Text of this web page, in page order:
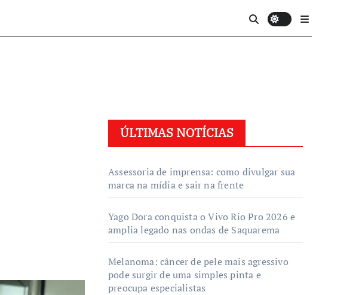
ÚLTIMAS NOTÍCIAS
Assessoria de imprensa: como divulgar sua
marca na mídia e sair na frente
Yago Dora conquista o Vivo Rio Pro 2026 e
amplia legado nas ondas de Saquarema
Melanoma: câncer de pele mais agressivo
pode surgir de uma simples pinta e
preocupa especialistas